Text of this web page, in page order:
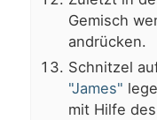
Gemisch
andrücken.
Schnitzel
"James"
mit Hilfe des